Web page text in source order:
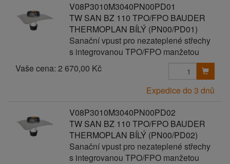
V08P3010M3040PN00PD01
TW SAN BZ 110 TPO/FPO BAUDER
THERMOPLAN BÍLÝ (PN00/PD01)
Sanační vpust pro nezateplené střechy
s integrovanou TPO/FPO manžetou
Vaše cena: 2 670,00 Kč
Expedice do 3 dnů
V08P3010M3040PN00PD02
TW SAN BZ 110 TPO/FPO BAUDER
THERMOPLAN BÍLÝ (PN00/PD02)
Sanační vpust pro nezateplené střechy
s integrovanou TPO/FPO manžetou